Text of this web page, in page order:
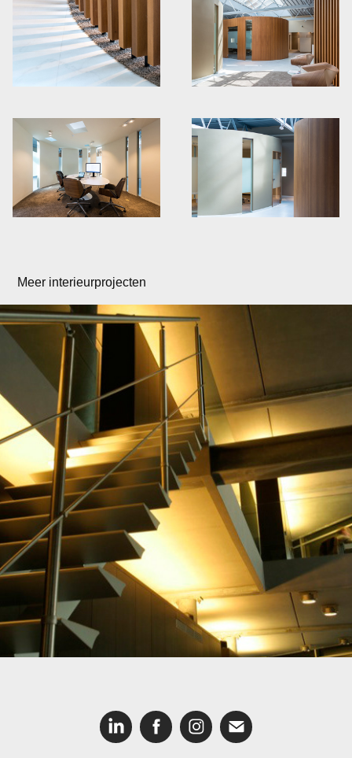
Meer interieurprojecten
Quartier Interieur